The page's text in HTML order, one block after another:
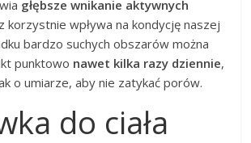
głębsze wnikanie aktywnych
korzystnie wpływa na kondycję naszej
bardzo suchych obszarów można
punktowo nawet kilka razy dziennie,
o umiarze, aby nie zatykać porów.
do ciała